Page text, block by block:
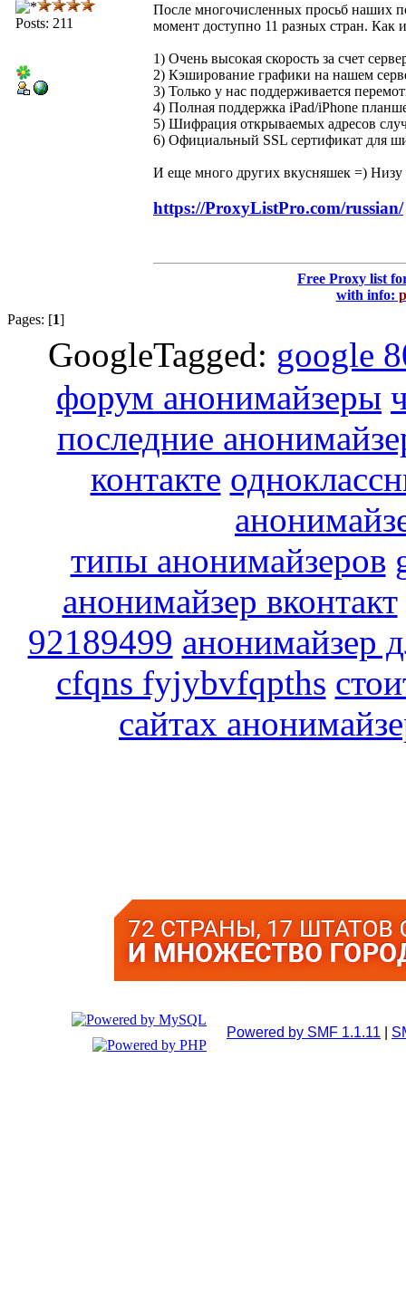
Posts: 211
После многочисленных просьб наших
момент доступно 11 разных стран.
1) Очень высокая скорость за счет
2) Кэширование графики на нашем
3) Только у нас поддерживается
4) Полная поддержка iPad/iPhone
5) Шифрация открываемых адресов
6) Официальный SSL сертификат для
И еще много других вкусняшек =)
https://ProxyListPro.com/russian/
Free Proxy list
with info:
Pages: [1]
GoogleTagged: google
форум анонимайзеры
последние
контакте
типы анонимайзеров
анонимайзер вконтакт
92189499 анонимайзер
cfqns fyjybvfqpths
сайтах
Powered by SMF 1.1.11